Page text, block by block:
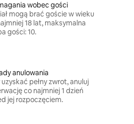
wobec gości
mogą brać goście w wieku
18 lat, maksymalna
gości: 10.
anulowania
pełny zwrot, anuluj
co najmniej 1 dzień
jej rozpoczęciem.